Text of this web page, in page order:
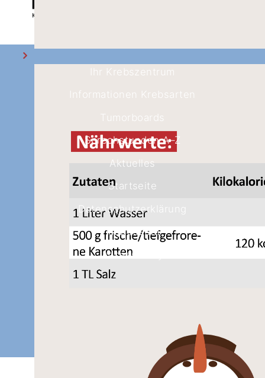
Ihr Krebszentrum
Informationen Krebsarten
Tumorboards
Sprechstunden A–Z
Aktuelles
Startseite
Datenschutzerklärung
Impressum
Accessibility
Tel: +49 (0)228 287 – 17059